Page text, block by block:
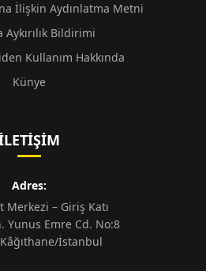
İlişkin Aydınlatma Metni
Aykırılık Bildirimi
Kullanım Hakkında
Künye
Adres:
Merkezi – Giriş Katı
Yunus Emre Cd. No:8
İstanbul